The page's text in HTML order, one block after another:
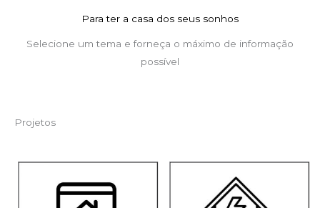
Para ter a casa dos seus sonhos
Selecione um tema e forneça o máximo de informação
possível
Projetos